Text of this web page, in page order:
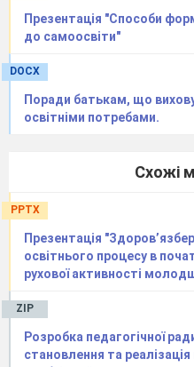
Презентація "Способи
до самоосвіти"
DOCX
Поради батькам, що
освітніми потребами.
Схожі
PPTX
Презентація
освітнього процесу в
рухової активності
ZIP
Розробка педагогічної
становлення та реалізація